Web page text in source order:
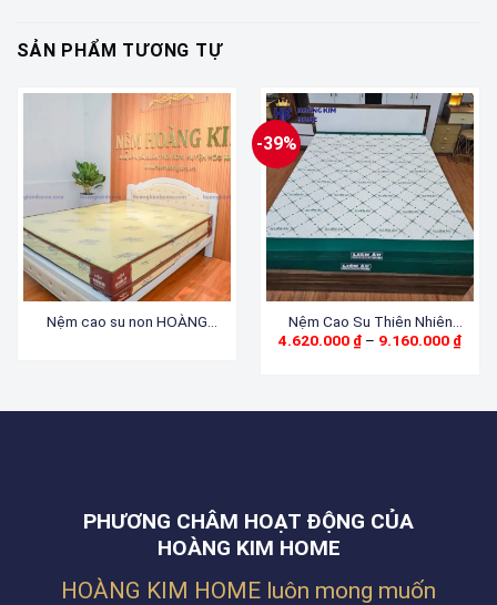
SẢN PHẨM TƯƠNG TỰ
Nệm cao su non HOÀNG
-39%
Nệm Cao Su Thiên Nhiên
Latex
4.620.000 ₫ – 9.160.000 ₫
PHƯƠNG CHÂM HOẠT ĐỘNG CỦA
HOÀNG KIM HOME
HOÀNG KIM HOME luôn mong muốn